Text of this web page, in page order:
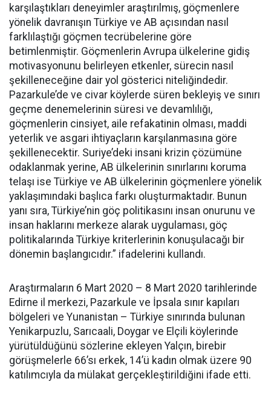
karşılaştıkları deneyimler araştırılmış, göçmenlere
yönelik davranışın Türkiye ve AB açısından nasıl
farklılaştığı göçmen tecrübelerine göre
betimlenmiştir. Göçmenlerin Avrupa ülkelerine gidiş
motivasyonunu belirleyen etkenler, sürecin nasıl
şekilleneceğine dair yol gösterici niteliğindedir.
Pazarkule’de ve civar köylerde süren bekleyiş ve sınırı
geçme denemelerinin süresi ve devamlılığı,
göçmenlerin cinsiyet, aile refakatinin olması, maddi
yeterlik ve asgari ihtiyaçların karşılanmasına göre
şekillenecektir. Suriye’deki insani krizin çözümüne
odaklanmak yerine, AB ülkelerinin sınırlarını koruma
telaşı ise Türkiye ve AB ülkelerinin göçmenlere yönelik
yaklaşımındaki başlıca farkı oluşturmaktadır. Bunun
yanı sıra, Türkiye’nin göç politikasını insan onurunu ve
insan haklarını merkeze alarak uygulaması, göç
politikalarında Türkiye kriterlerinin konuşulacağı bir
dönemin başlangıcıdır.” ifadelerini kullandı.
Araştırmaların 6 Mart 2020 – 8 Mart 2020 tarihlerinde
Edirne il merkezi, Pazarkule ve İpsala sınır kapıları
bölgeleri ve Yunanistan – Türkiye sınırında bulunan
Yenikarpuzlu, Sarıcaali, Doygar ve Elçili köylerinde
yürütüldüğünü sözlerine ekleyen Yalçın, birebir
görüşmelerle 66’sı erkek, 14’ü kadın olmak üzere 90
katılımcıyla da mülakat gerçekleştirildiğini ifade etti.